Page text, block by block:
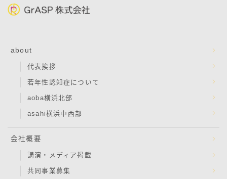
about
代表挨拶
若年性認知症について
aoba横浜北部
asahi横浜中西部
会社概要
講演・メディア掲載
共同事業募集